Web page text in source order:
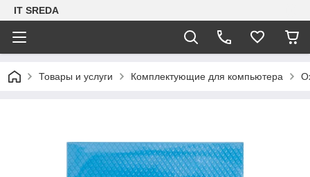
IT SREDA
Товары и услуги Комплектующие для компьютера